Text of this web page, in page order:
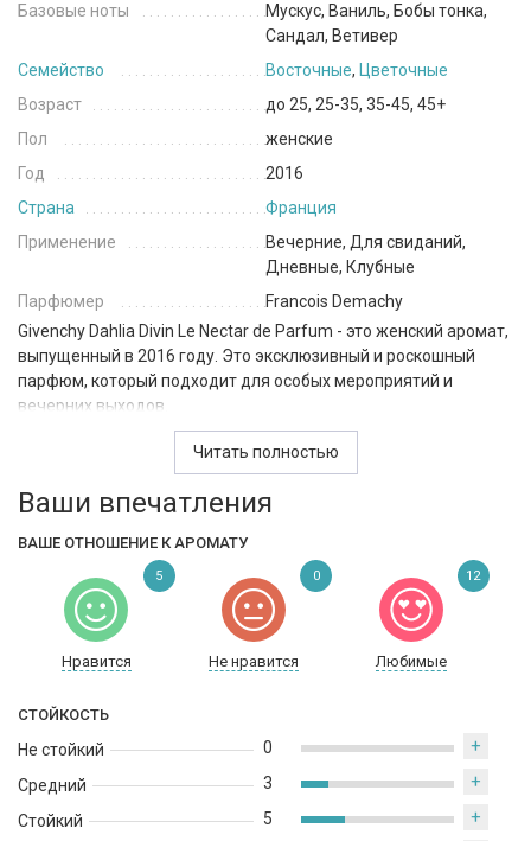
Базовые ноты
Мускус, Ваниль, Бобы тонка,
Сандал, Ветивер
Семейство
Восточные, Цветочные
Возраст
до 25, 25-35, 35-45, 45+
Пол
женские
Год
2016
Страна
Франция
Применение
Вечерние, Для свиданий,
Дневные, Клубные
Парфюмер
Francois Demachy
Givenchy Dahlia Divin Le Nectar de Parfum - это женский аромат,
выпущенный в 2016 году. Это эксклюзивный и роскошный
парфюм, который подходит для особых мероприятий и
вечерних выходов.
Верхние ноты раскрывается нежной мимозы, которая создает
легкую и воздушную атмосферу. В сердце аромата
раскрывается богатый и роскошный букет из жасмина и розы,
База Givenchy Dahlia Divin Le Nectar de Parfum
пленит соблазнительным мускусом, сладкой ванилью, бобы
тонка, сандал и ветивер, которые придают аромату тепло и
глубину. Эта смесь создает невероятно привлекательный и
шлейфом.
Общий эффект от парфюмерной композиции - роскошный,
сложный и чувственный букет, который подчеркивает
подойдет для особых мероприятий и вечерних выходов, когда
вы хотите выглядеть неповторимо и запоминающе.
Читать полностью
Ваши впечатления
ВАШЕ ОТНОШЕНИЕ К АРОМАТУ
Нравится Не нравится Любимые
5 0 12
СТОЙКОСТЬ
Не стойкий
Средний
Стойкий
0 +
3 +
5 +